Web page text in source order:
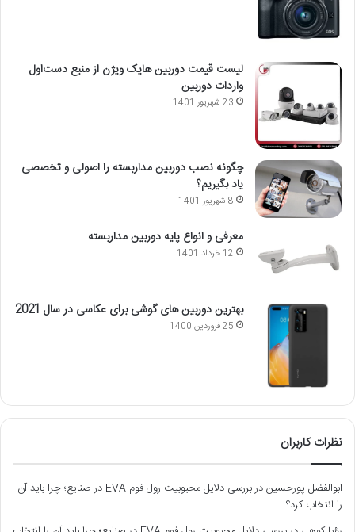
لیست قیمت دوربین هایک ویژن از منبع دست‌اول
واردات دوربین
23 شهریور 1401
چگونه نصب دوربین مداربسته را اصولی و تخصصی
یاد بگیریم؟
8 شهریور 1401
معرفی و انواع پایه دوربین مداربسته
12 خرداد 1401
بهترین دوربین های گوشی برای عکاسی در سال 2021
25 فروردین 1400
نظرات کاربران
ابوالفضل پورحسیندر
بررسی دلایل محبوبیت رول فوم EVA در صنایع؛ چرا باید آن
را انتخاب کرد؟